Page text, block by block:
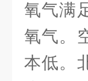
氧气满
氧气。
本低。